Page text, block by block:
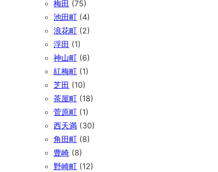
梅田 (75)
池田町 (4)
浪花町 (2)
浮田 (1)
神山町 (6)
紅梅町 (1)
芝田 (10)
茶屋町 (18)
菅原町 (1)
西天満 (30)
角田町 (8)
豊崎 (8)
野崎町 (12)